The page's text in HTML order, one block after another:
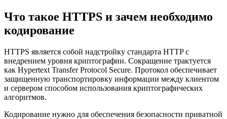
Что такое HTTPS и зачем необходимо
кодирование
HTTPS является собой надстройку стандарта HTTP с
внедрением уровня криптографии. Сокращение трактуется
как Hypertext Transfer Protocol Secure. Протокол обеспечивает
защищенную транспортировку информации между клиентом
и сервером способом использования криптографических
алгоритмов.
Кодирование нужно для обеспечения безопасности приватной